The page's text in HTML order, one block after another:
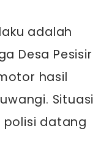
adalah
Desa Pesisir
hasil
Situasi
datang